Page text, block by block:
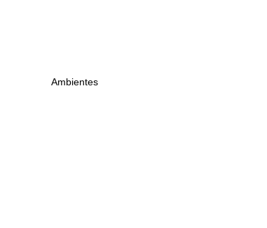
Ambientes